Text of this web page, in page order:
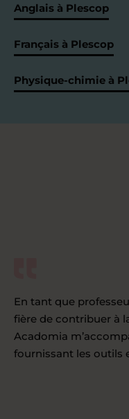
Anglais à Plescop
Français à Plescop
Physique-chimie à
En tant que
fière de contribuer à
Acadomia
fournissant les outils